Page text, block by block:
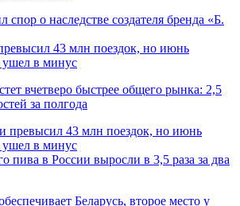
43 млн поездок, но июнь
ушел в минус
вчетверо быстрее общего рынка: 2,5
за полгода
пива в России выросли в 3,5 раза за два
Беларусь, второе место у